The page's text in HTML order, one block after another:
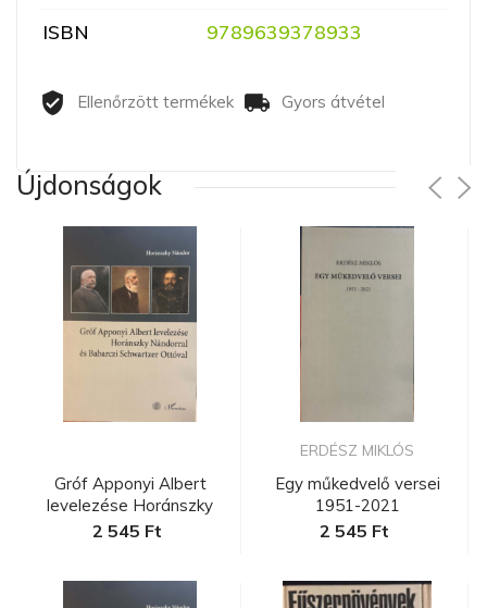
ISBN
9789639378933
Ellenőrzött termékek Gyors átvétel
Újdonságok
Gróf Apponyi Albert
levelezése Horánszky
Nándorra...
2 545 Ft
ERDÉSZ MIKLÓS
Egy műkedvelő versei
1951-2021
2 545 Ft